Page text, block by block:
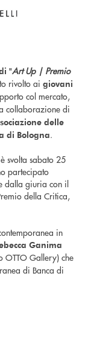
"Art Up | Premio
rivolto ai giovani
col mercato,
collaborazione di
delle
di Bologna.
svolta sabato 25
partecipato
dalla giuria con il
della Critica,
in
Ganima
OTTO Gallery) che
di Banca di